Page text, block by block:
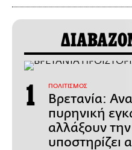
ΠΟΛΙΤΙΣΜΟΣ
Βρετανία:
πυρηνική
αλλάξουν την
υποστηρίζει